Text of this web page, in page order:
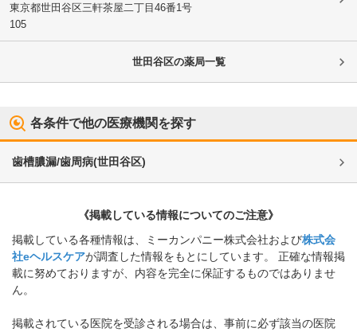
東京都世田谷区三軒茶屋二丁目46番1号
105
世田谷区の薬局一覧
各条件で他の医療機関を探す
歯槽膿漏/歯周病(世田谷区)
《掲載している情報についてのご注意》
掲載している各種情報は、ミーカンパニー株式会社および株式会
社eヘルスケアが調査した情報をもとにしています。 正確な情報掲
載に努めておりますが、内容を完全に保証するものではありませ
ん。
掲載されている医院を受診される場合は、事前に必ず該当の医院